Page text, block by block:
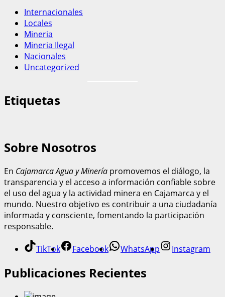
Internacionales
Locales
Mineria
Mineria Ilegal
Nacionales
Uncategorized
Etiquetas
Sobre Nosotros
En Cajamarca Agua y Minería promovemos el diálogo, la
transparencia y el acceso a información confiable sobre
el uso del agua y la actividad minera en Cajamarca y el
mundo. Nuestro objetivo es contribuir a una ciudadanía
informada y consciente, fomentando la participación
responsable.
TikTok Facebook WhatsApp Instagram
Publicaciones Recientes